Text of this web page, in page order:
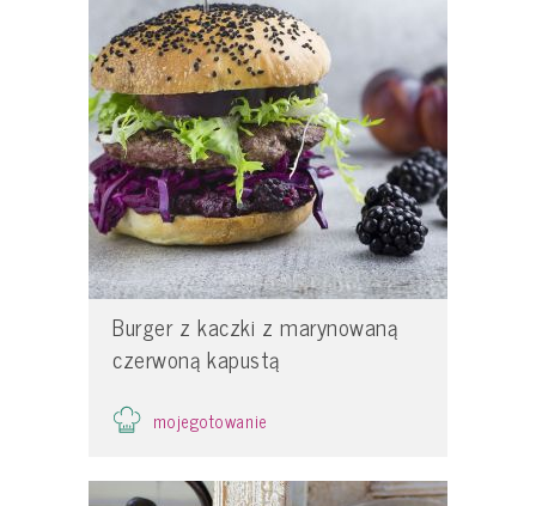
Burger z kaczki z marynowaną
czerwoną kapustą
mojegotowanie